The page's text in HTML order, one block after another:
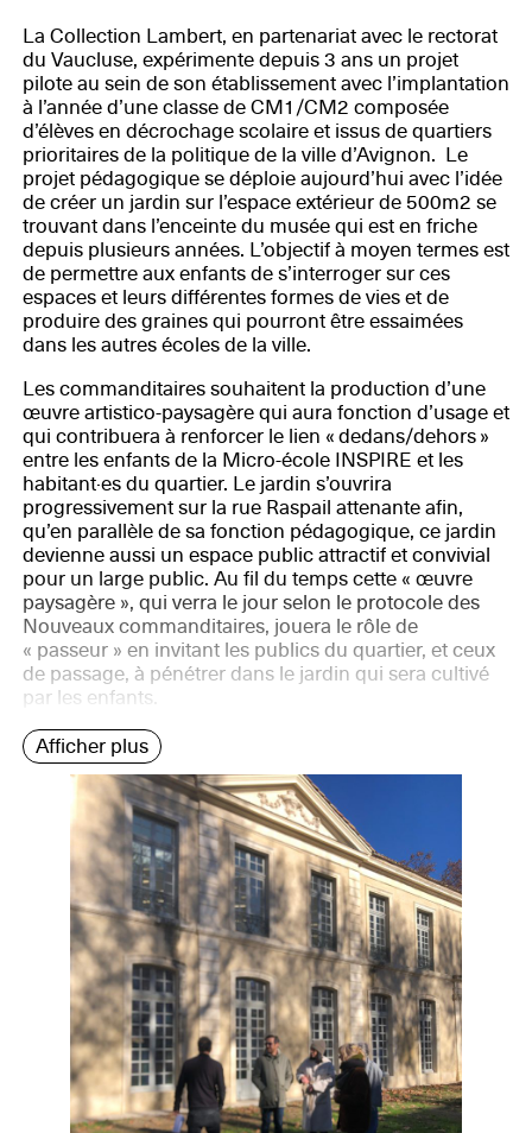
La Collection Lambert, en partenariat avec le rectorat
du Vaucluse, expérimente depuis 3 ans un projet
pilote au sein de son établissement avec l’implantation
à l’année d’une classe de CM1/CM2 composée
d’élèves en décrochage scolaire et issus de quartiers
prioritaires de la politique de la ville d’Avignon. Le
projet pédagogique se déploie aujourd’hui avec l’idée
de créer un jardin sur l’espace extérieur de 500m2 se
trouvant dans l’enceinte du musée qui est en friche
depuis plusieurs années. L’objectif à moyen termes est
de permettre aux enfants de s’interroger sur ces
espaces et leurs différentes formes de vies et de
produire des graines qui pourront être essaimées
dans les autres écoles de la ville.
Les commanditaires souhaitent la production d’une
œuvre artistico-paysagère qui aura fonction d’usage et
qui contribuera à renforcer le lien « dedans/dehors »
entre les enfants de la Micro-école INSPIRE et les
habitant·es du quartier. Le jardin s’ouvrira
progressivement sur la rue Raspail attenante afin,
qu’en parallèle de sa fonction pédagogique, ce jardin
devienne aussi un espace public attractif et convivial
pour un large public. Au fil du temps cette « œuvre
paysagère », qui verra le jour selon le protocole des
Nouveaux commanditaires, jouera le rôle de
« passeur » en invitant les publics du quartier, et ceux
de passage, à pénétrer dans le jardin qui sera cultivé
par les enfants.
Afficher plus